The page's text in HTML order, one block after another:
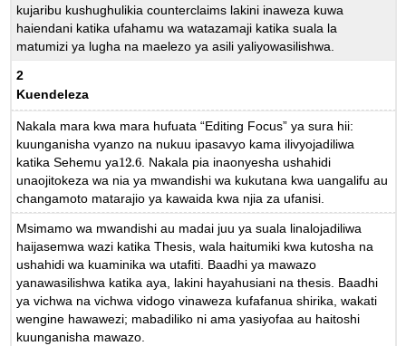
kujaribu kushughulikia counterclaims lakini inaweza kuwa
haiendani katika ufahamu wa watazamaji katika suala la
matumizi ya lugha na maelezo ya asili yaliyowasilishwa.
2
Kuendeleza
Nakala mara kwa mara hufuata “Editing Focus” ya sura hii:
kuunganisha vyanzo na nukuu ipasavyo kama ilivyojadiliwa
katika Sehemu ya12.6
12.6 . Nakala pia inaonyesha ushahidi
unaojitokeza wa nia ya mwandishi wa kukutana kwa uangalifu au
changamoto matarajio ya kawaida kwa njia za ufanisi.
Msimamo wa mwandishi au madai juu ya suala linalojadiliwa
haijasemwa wazi katika Thesis, wala haitumiki kwa kutosha na
ushahidi wa kuaminika wa utafiti. Baadhi ya mawazo
yanawasilishwa katika aya, lakini hayahusiani na thesis. Baadhi
ya vichwa na vichwa vidogo vinaweza kufafanua shirika, wakati
wengine hawawezi; mabadiliko ni ama yasiyofaa au haitoshi
kuunganisha mawazo.